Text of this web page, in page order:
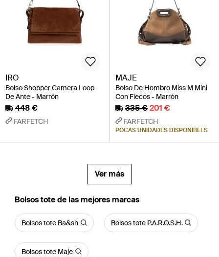
IRO
Bolso Shopper Camera Loop
De Ante - Marrón
448 €
FARFETCH
MAJE
Bolso De Hombro Miss M Mini
Con Flecos - Marrón
335 €201 €
FARFETCH
POCAS UNIDADES DISPONIBLES
Ver más
Bolsos tote de las mejores marcas
Bolsos tote Ba&sh Bolsos tote P.A.R.O.S.H.
Bolsos tote Maje